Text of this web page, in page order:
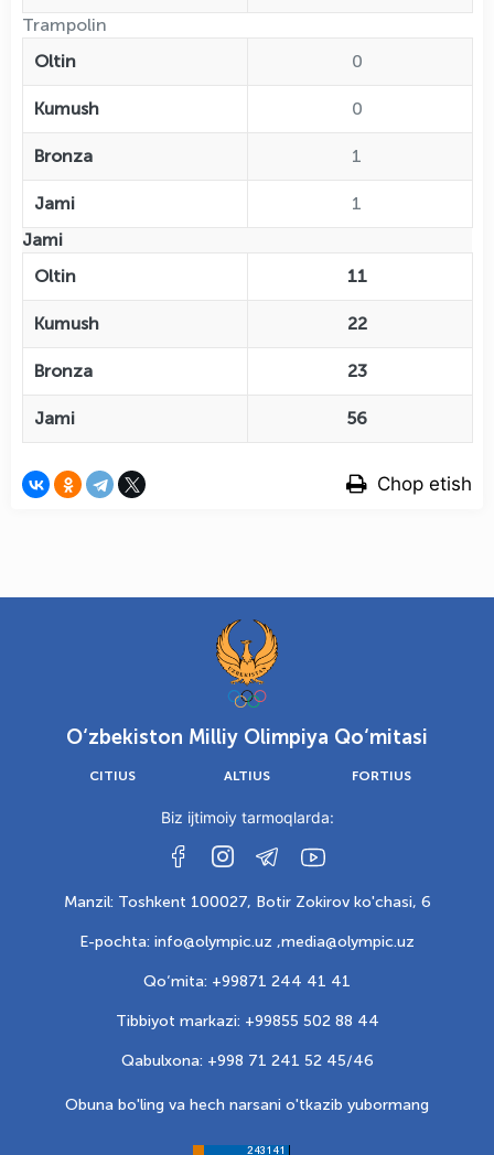
Trampolin
Oltin
0
Kumush 0
Bronza 1
Jami
1
Jami
Oltin
11
Kumush 22
Bronza 23
Jami 56
Chop etish
O‘zbekiston Milliy Olimpiya Qo‘mitasi
CITIUS ALTIUS FORTIUS
Biz ijtimoiy tarmoqlarda:
Manzil: Toshkent 100027, Botir Zokirov ko'chasi, 6
E-pochta: info@olympic.uz ,media@olympic.uz
Qo‘mita: +99871 244 41 41
Tibbiyot markazi: +99855 502 88 44
Qabulxona: +998 71 241 52 45/46
Obuna bo'ling va hech narsani o'tkazib yubormang